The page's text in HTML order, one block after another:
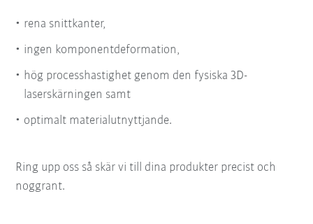
rena snittkanter,
ingen komponentdeformation,
hög processhastighet genom den fysiska 3D-
laserskärningen samt
optimalt materialutnyttjande.
Ring upp oss så skär vi till dina produkter precist och
noggrant.